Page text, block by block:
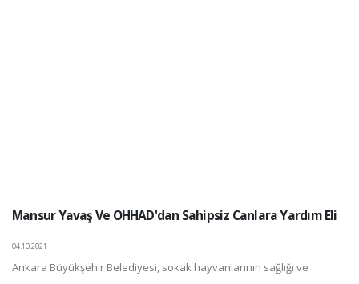
Mansur Yavaş Ve OHHAD'dan Sahipsiz Canlara Yardım Eli
04.10.2021
Ankara Büyükşehir Belediyesi, sokak hayvanlarının sağlığı ve